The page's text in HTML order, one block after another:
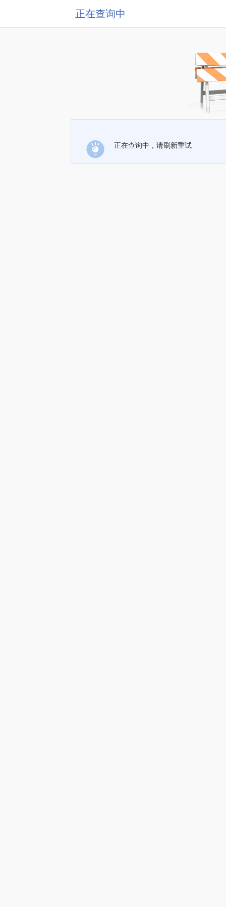
正在查询中
正在查询中，请刷新重试